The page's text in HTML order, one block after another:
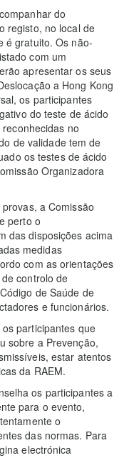
do
registo, no local de
é gratuito. Os não-
com um
apresentar os seus
a Hong Kong
os participantes
do teste de ácido
no
de validade tem de
os testes de ácido
Organizadora
a Comissão
perto o
das disposições acima
medidas
com as orientações
controlo de
de Saúde de
e funcionários.
participantes que
sobre a Prevenção,
estar atentos
da RAEM.
os participantes a
para o evento,
o
das normas. Para
electrónica